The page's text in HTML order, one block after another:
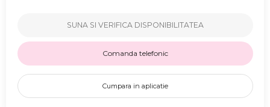
SUNA SI VERIFICA DISPONIBILITATEA
Comanda telefonic
Cumpara in aplicatie